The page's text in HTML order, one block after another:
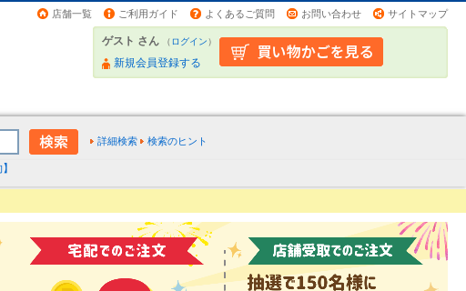
店舗一覧 ご利用ガイド よくあるご質問 お問い合わせ サイトマップ
ゲスト さん （ログイン）
新規会員登録する
詳細検索 検索のヒント